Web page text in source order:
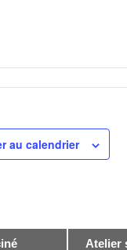
au calendrier
Atelier